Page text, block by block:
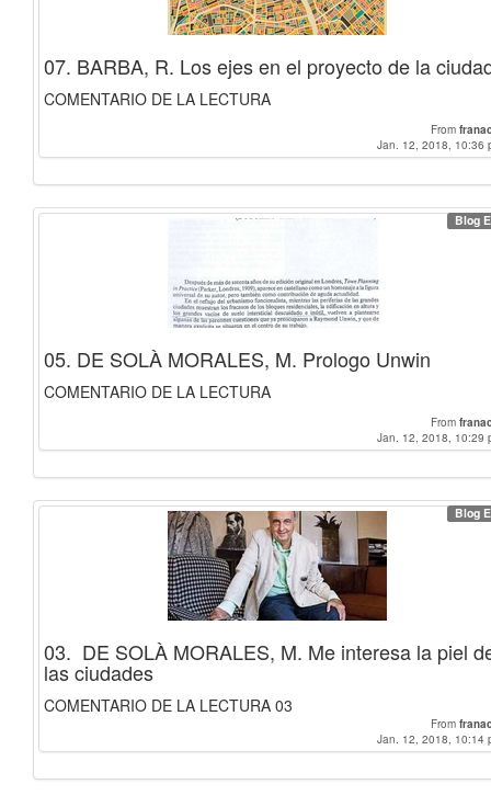
07. BARBA, R. Los ejes en el proyecto de la
COMENTARIO DE LA LECTURA
From
Jan. 12, 2018, 10:36
Blog
05. DE SOLÀ MORALES, M. Prologo Unwin
COMENTARIO DE LA LECTURA
From
Jan. 12, 2018, 10:29
Blog
03. DE SOLÀ MORALES, M. Me interesa la piel
las ciudades
COMENTARIO DE LA LECTURA 03
From
Jan. 12, 2018, 10:14